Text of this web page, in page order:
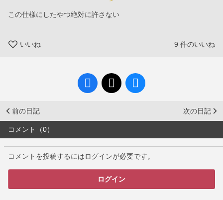
この仕様にしたやつ絶対に許さない
いいね 9 件のいいね
前の日記 次の日記
コメント（0）
コメントを投稿するにはログインが必要です。
ログイン